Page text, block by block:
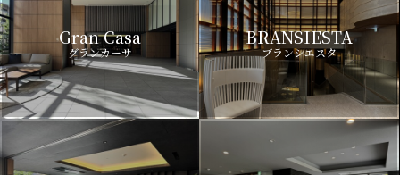
Gran Casa
グランカーサ
BRANSIESTA
ブランシエスタ